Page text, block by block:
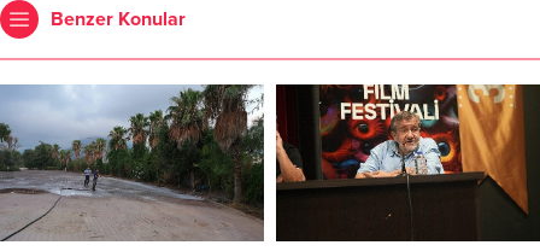
Benzer Konular